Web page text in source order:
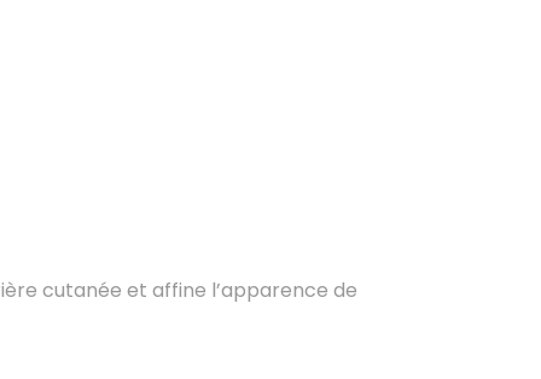
cutanée et affine l’apparence de